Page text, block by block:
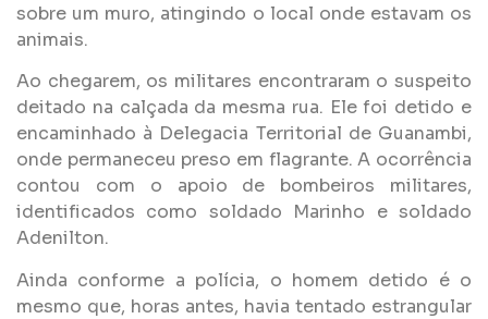
sobre um muro, atingindo o local onde estavam os
animais.
Ao chegarem, os militares encontraram o suspeito
deitado na calçada da mesma rua. Ele foi detido e
encaminhado à Delegacia Territorial de Guanambi,
onde permaneceu preso em flagrante. A ocorrência
contou com o apoio de bombeiros militares,
identificados como soldado Marinho e soldado
Adenilton.
Ainda conforme a polícia, o homem detido é o
mesmo que, horas antes, havia tentado estrangular